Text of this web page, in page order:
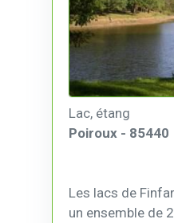
Lac, étang
Poiroux - 85440
Les lacs de
un ensemble de